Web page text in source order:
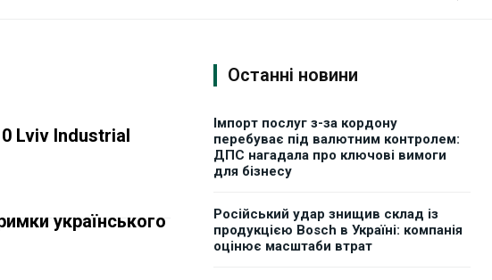
Lviv Industrial
українського
Останні новини
Імпорт послуг з-за кордону
перебуває під валютним контролем:
ДПС нагадала про ключові вимоги
для бізнесу
Російський удар знищив склад із
продукцією Bosch в Україні: компанія
оцінює масштаби втрат